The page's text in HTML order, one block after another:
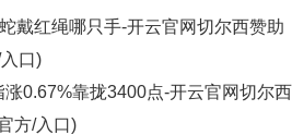
戴红绳哪只手-开云官网切尔西赞助
口)
0.67%靠拢3400点-开云官网切尔西
方/入口)